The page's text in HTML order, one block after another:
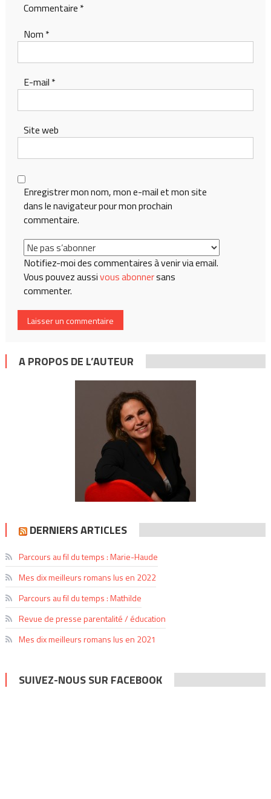
Commentaire *
Nom *
E-mail *
Site web
Enregistrer mon nom, mon e-mail et mon site
dans le navigateur pour mon prochain
commentaire.
Notifiez-moi des commentaires à venir via email.
Vous pouvez aussivous abonnersans
commenter.
A PROPOS DE L’AUTEUR
DERNIERS ARTICLES
Parcours au fil du temps : Marie-Haude
Mes dix meilleurs romans lus en 2022
Parcours au fil du temps : Mathilde
Revue de presse parentalité / éducation
Mes dix meilleurs romans lus en 2021
SUIVEZ-NOUS SUR FACEBOOK